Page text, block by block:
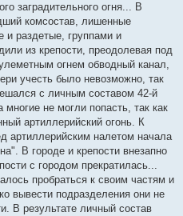
заградительного огня... В
комсостав, лишенные
и раздетые, группами и
из крепости, преодолевая под
огнем обводный канал,
учесть было невозможно, так
с личным составом 42-й
не могли попасть, так как
артиллерийский огонь. К
артиллерийским налетом начала
В городе и крепости внезапно
с городом прекратилась...
пробраться к своим частям и
вывести подразделения они не
В результате личный состав